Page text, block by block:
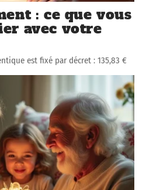
: ce que vous
avec votre
est fixé par décret : 135,83 €